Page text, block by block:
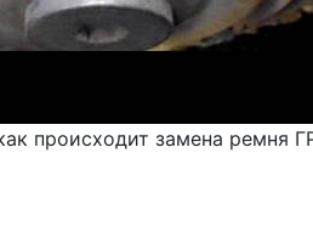
происходит замена ремня